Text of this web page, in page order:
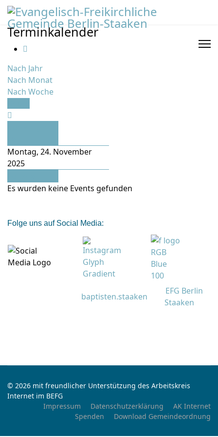
Terminkalender
Nach Jahr
Nach Monat
Nach Woche
Montag, 24. November
2025
Es wurden keine Events gefunden
Folge uns auf Social Media:
baptisten.staaken
EFG Berlin
Staaken
© 2026 mit freundlicher Unterstützung des Arbeitskreis
Internet im BEFG
Impressum
Datenschutzerklärung
AK Internet
Spenden
Download Gemeindeordnung